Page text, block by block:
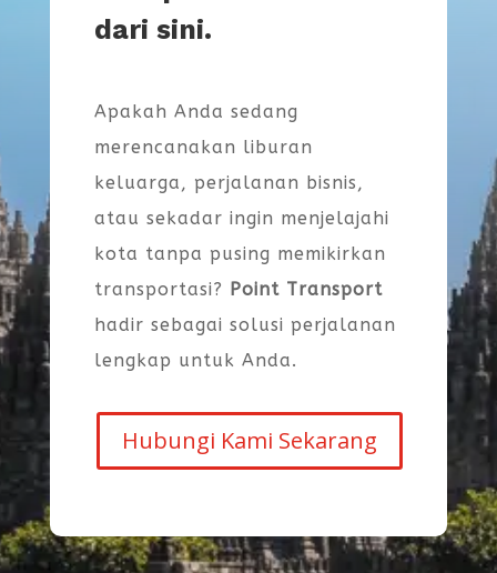
dari sini.
Apakah Anda sedang
merencanakan liburan
keluarga, perjalanan bisnis,
atau sekadar ingin menjelajahi
kota tanpa pusing memikirkan
transportasi? Point Transport
hadir sebagai solusi perjalanan
lengkap untuk Anda.
Hubungi Kami Sekarang